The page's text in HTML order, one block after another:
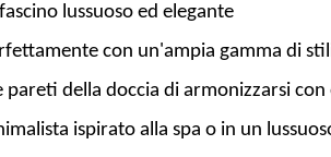
lussuoso ed elegante
con un'ampia gamma di
della doccia di armonizzarsi
ispirato alla spa o in un